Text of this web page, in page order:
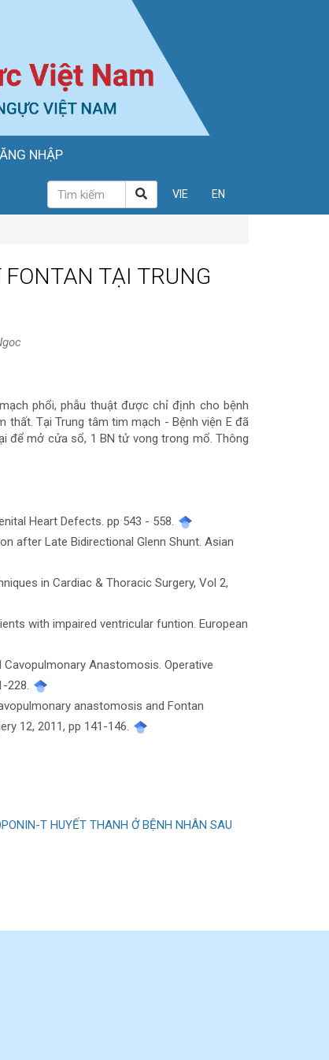
NHẬP
VIE EN
TẠI TRUNG
phổi, phẫu thuật được chỉ định cho bệnh
Tại Trung tâm tim mạch - Bệnh viện E đã
để mở cửa sổ, 1 BN tử vong trong mổ. Thông
Heart Defects. pp 543 - 558.
after Late Bidirectional Glenn Shunt. Asian
in Cardiac & Thoracic Surgery, Vol 2,
with impaired ventricular funtion. European
Cavopulmonary Anastomosis. Operative
228.
anastomosis and Fontan
12, 2011, pp 141-146.
T HUYẾT THANH Ở BỆNH NHÂN SAU